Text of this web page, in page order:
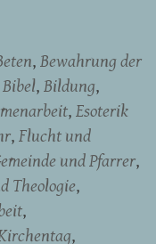
Bewahrung der
Bibel Bildung
Esoterik
Flucht und
und Pfarrer
Theologie